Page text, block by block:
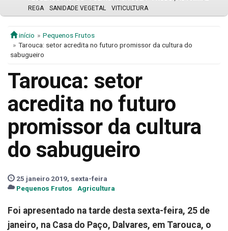
REGA
SANIDADE VEGETAL VITICULTURA
início
Pequenos Frutos
Tarouca: setor acredita no futuro promissor da cultura do
sabugueiro
Tarouca: setor
acredita no futuro
promissor da cultura
do sabugueiro
25 janeiro 2019, sexta-feira
Pequenos Frutos
Agricultura
Foi apresentado na tarde desta sexta-feira, 25 de
janeiro, na Casa do Paço, Dalvares, em Tarouca, o